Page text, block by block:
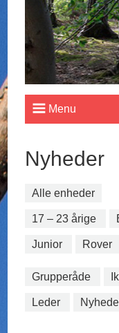
Menu
Nyheder
Alle enheder
17 – 23 årige
Junior Rover
Grupperåde
Leder